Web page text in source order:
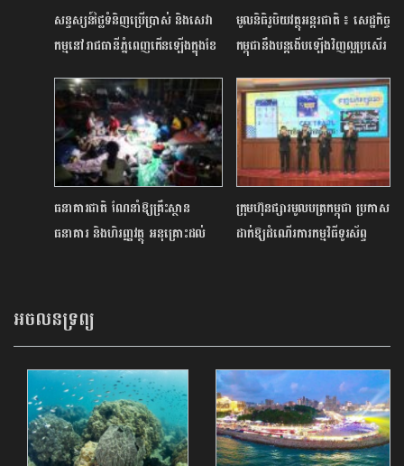
សន្ទស្សន៍ថ្លៃទំនិញប្រើប្រាស់ និងសេវា
កម្មនៅរាជធានីភ្នំពេញកើនឡើងក្នុងខែ
និន្នាការកើនឡើង
មូលនិធិរូបិយវត្ថុអន្តរជាតិ ៖ សេដ្ឋកិច្ច
កម្ពុជានឹងបន្តងើបឡើងវិញល្អប្រសើរ
ធនាគារជាតិ ណែនាំឱ្យគ្រឹះស្ថាន
ធនាគារ និងហិរញ្ញវត្ថុ អនុគ្រោះដល់
ក្រុមហ៊ុនផ្សារមូលបត្រកម្ពុជា ប្រកាស
ដាក់ឱ្យដំណើរការកម្មវិធីទូរស័ព្ទ
អចលនទ្រព្យ